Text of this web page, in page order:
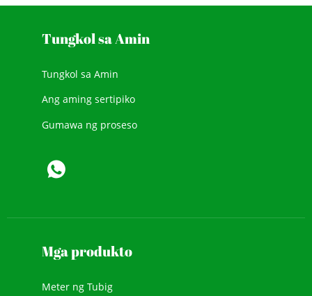
Tungkol sa Amin
Tungkol sa Amin
Ang aming sertipiko
Gumawa ng proseso
Mga produkto
Meter ng Tubig